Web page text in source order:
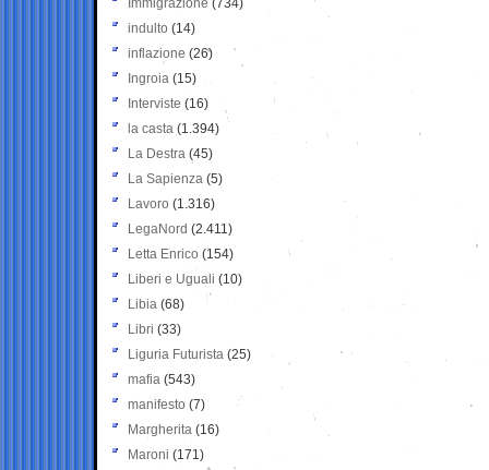
Immigrazione (734)
indulto (14)
inflazione (26)
Ingroia (15)
Interviste (16)
la casta (1.394)
La Destra (45)
La Sapienza (5)
Lavoro (1.316)
LegaNord (2.411)
Letta Enrico (154)
Liberi e Uguali (10)
Libia (68)
Libri (33)
Liguria Futurista (25)
mafia (543)
manifesto (7)
Margherita (16)
Maroni (171)